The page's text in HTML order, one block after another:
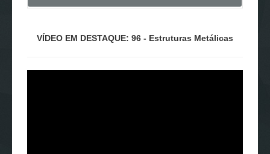
VÍDEO EM DESTAQUE: 96 - Estruturas Metálicas